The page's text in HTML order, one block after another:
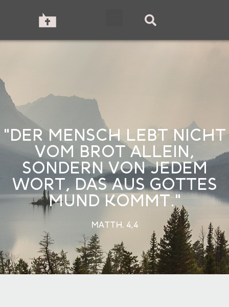
"DER MENSCH LEBT NICHT
VOM BROT ALLEIN,
SONDERN VON JEDEM
WORT, DAS AUS GOTTES
MUND KOMMT."
MATTH. 4,4